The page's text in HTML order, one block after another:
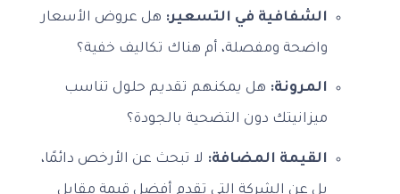
الشفافية في التسعير: هل عروض الأسعار
واضحة ومفصلة، أم هناك تكاليف خفية؟
المرونة: هل يمكنهم تقديم حلول تناسب
ميزانيتك دون التضحية بالجودة؟
القيمة المضافة: لا تبحث عن الأرخص دائمًا،
بل عن الشركة التي تقدم أفضل قيمة مقابل